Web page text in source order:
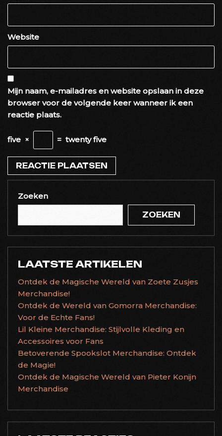
Website
Mijn naam, e-mailadres en website opslaan in deze
browser voor de volgende keer wanneer ik een
reactie plaats.
five × = twenty five
Zoeken
ZOEKEN
LAATSTE ARTIKELEN
Ontdek de Magische Wereld van Zoete Zusjes
Merchandise!
Ontdek de Wereld van Gomorra Merchandise:
Voor de Echte Fans!
Lil Kleine Merchandise: Stijlvolle Kleding en
Accessoires voor Fans
Betoverende Spookslot Merchandise: Ontdek
de Magie!
Ontdek de Magische Wereld van Pieter Konijn
Merchandise